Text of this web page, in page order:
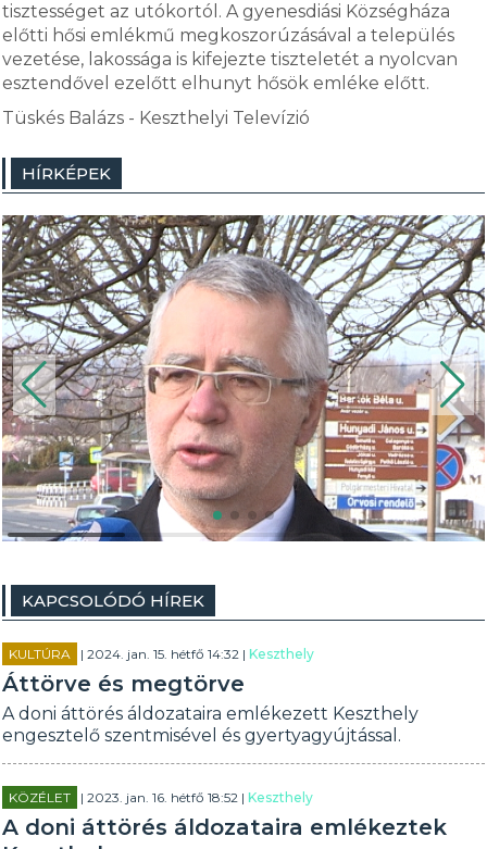
tisztességet az utókortól. A gyenesdiási Községháza
előtti hősi emlékmű megkoszorúzásával a település
vezetése, lakossága is kifejezte tiszteletét a nyolcvan
esztendővel ezelőtt elhunyt hősök emléke előtt.
Tüskés Balázs - Keszthelyi Televízió
HÍRKÉPEK
KAPCSOLÓDÓ HÍREK
KULTÚRA | 2024. jan. 15. hétfő 14:32 |Keszthely
Áttörve és megtörve
A doni áttörés áldozataira emlékezett Keszthely
engesztelő szentmisével és gyertyagyújtással.
KÖZÉLET | 2023. jan. 16. hétfő 18:52 |Keszthely
A doni áttörés áldozataira emlékeztek